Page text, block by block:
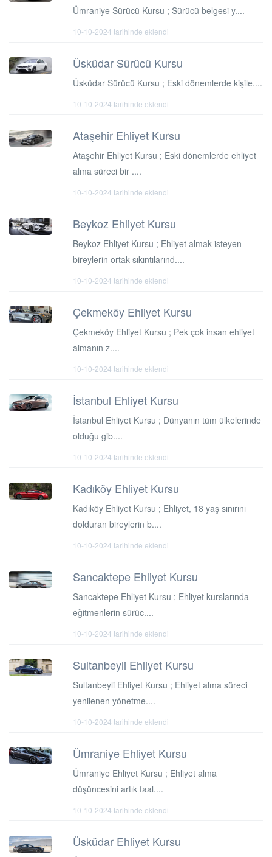
Ümraniye Sürücü Kursu ; Sürücü belgesi y....
10-10-2024 tarihinde eklendi
Üsküdar Sürücü Kursu
Üsküdar Sürücü Kursu ; Eski dönemlerde kişile....
10-10-2024 tarihinde eklendi
Ataşehir Ehliyet Kursu
Ataşehir Ehliyet Kursu ; Eski dönemlerde ehliyet
alma süreci bir ....
10-10-2024 tarihinde eklendi
Beykoz Ehliyet Kursu
Beykoz Ehliyet Kursu ; Ehliyet almak isteyen
bireylerin ortak sıkıntılarınd....
10-10-2024 tarihinde eklendi
Çekmeköy Ehliyet Kursu
Çekmeköy Ehliyet Kursu ; Pek çok insan ehliyet
almanın z....
10-10-2024 tarihinde eklendi
İstanbul Ehliyet Kursu
İstanbul Ehliyet Kursu ; Dünyanın tüm ülkelerinde
olduğu gib....
10-10-2024 tarihinde eklendi
Kadıköy Ehliyet Kursu
Kadıköy Ehliyet Kursu ; Ehliyet, 18 yaş sınırını
dolduran bireylerin b....
10-10-2024 tarihinde eklendi
Sancaktepe Ehliyet Kursu
Sancaktepe Ehliyet Kursu ; Ehliyet kurslarında
eğitmenlerin sürüc....
10-10-2024 tarihinde eklendi
Sultanbeyli Ehliyet Kursu
Sultanbeyli Ehliyet Kursu ; Ehliyet alma süreci
yenilenen yönetme....
10-10-2024 tarihinde eklendi
Ümraniye Ehliyet Kursu
Ümraniye Ehliyet Kursu ; Ehliyet alma
düşüncesini artık faal....
10-10-2024 tarihinde eklendi
Üsküdar Ehliyet Kursu